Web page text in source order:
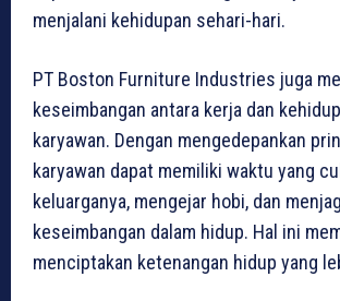
menjalani kehidupan sehari-hari.
PT Boston Furniture Industries juga
keseimbangan antara kerja dan
karyawan. Dengan mengedepankan
karyawan dapat memiliki waktu yang
keluarganya, mengejar hobi, dan
keseimbangan dalam hidup. Hal ini
menciptakan ketenangan hidup yang